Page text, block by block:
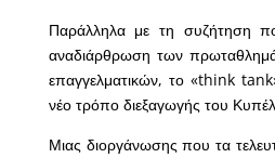
Παράλληλα με τη συζήτηση
αναδιάρθρωση των
επαγγελματικών, το «think
νέο τρόπο διεξαγωγής του
Μιας διοργάνωσης που τα